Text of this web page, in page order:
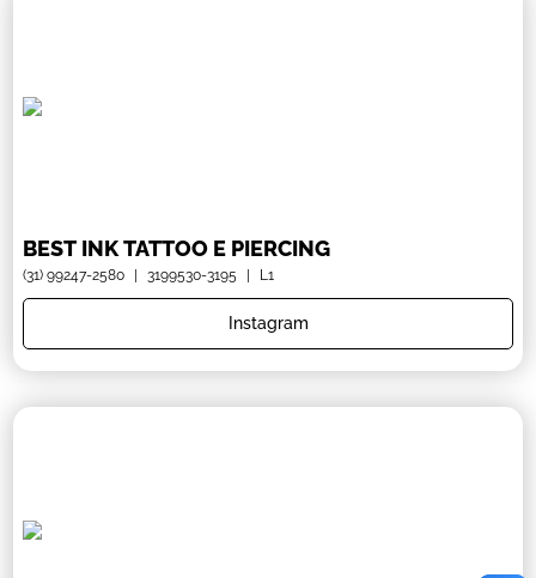
BEST INK TATTOO E PIERCING
(31) 99247-2580 | 3199530-3195 | L1
Instagram